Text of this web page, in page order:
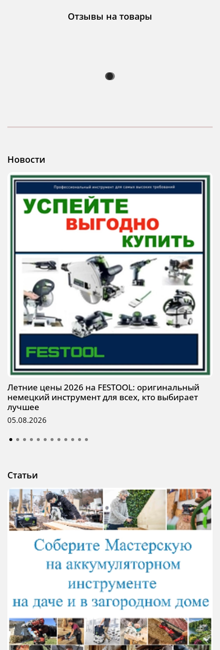
Отзывы на товары
Новости
Летние цены 2026 на FESTOOL: оригинальный
немецкий инструмент для всех, кто выбирает
лучшее
05.08.2026
Статьи